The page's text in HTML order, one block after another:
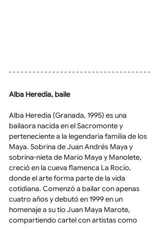
Alba Heredia, baile
Alba Heredia (Granada, 1995) es una
bailaora nacida en el Sacromonte y
perteneciente a la legendaria familia de los
Maya. Sobrina de Juan Andrés Maya y
sobrina-nieta de Mario Maya y Manolete,
creció en la cueva flamenca La Rocío,
donde el arte forma parte de la vida
cotidiana. Comenzó a bailar con apenas
cuatro años y debutó en 1999 en un
homenaje a su tío Juan Maya Marote,
compartiendo cartel con artistas como